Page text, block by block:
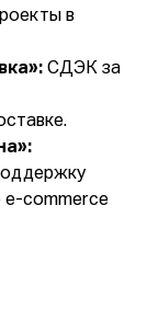
в
СДЭК за
e-commerce